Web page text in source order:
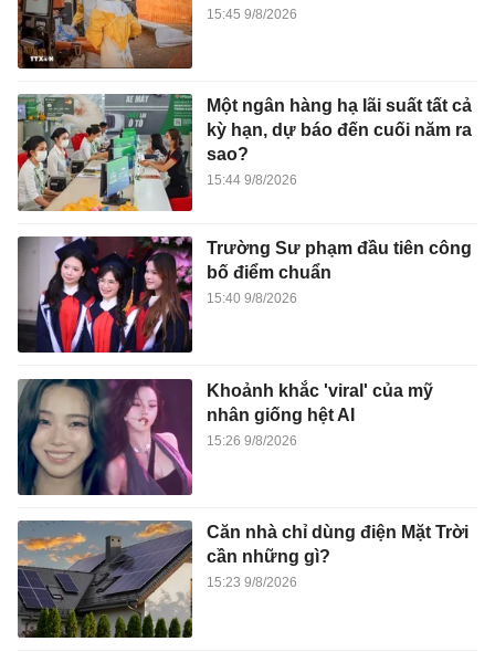
15:45 9/8/2026
Một ngân hàng hạ lãi suất tất cả
kỳ hạn, dự báo đến cuối năm ra
sao?
15:44 9/8/2026
Trường Sư phạm đầu tiên công
bố điểm chuẩn
15:40 9/8/2026
Khoảnh khắc 'viral' của mỹ
nhân giống hệt AI
15:26 9/8/2026
Căn nhà chỉ dùng điện Mặt Trời
cần những gì?
15:23 9/8/2026